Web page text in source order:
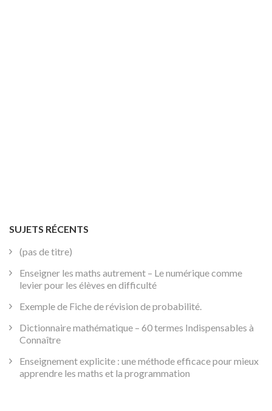
SUJETS RÉCENTS
(pas de titre)
Enseigner les maths autrement – Le numérique comme
levier pour les élèves en difficulté
Exemple de Fiche de révision de probabilité.
Dictionnaire mathématique – 60 termes Indispensables à
Connaître
Enseignement explicite : une méthode efficace pour mieux
apprendre les maths et la programmation